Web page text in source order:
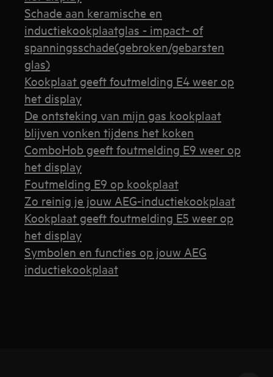
Schade aan keramische en
inductiekookplaatglas - impact- of
spanningsschade(gebroken/gebarsten
glas)
Kookplaat geeft foutmelding E4 weer op
het display
De ontsteking van mijn gas kookplaat
blijven vonken tijdens het koken
ComboHob geeft foutmelding E9 weer op
het display
Foutmelding E9 op kookplaat
Zo reinig je jouw AEG-inductiekookplaat
Kookplaat geeft foutmelding E5 weer op
het display
Symbolen en functies op jouw AEG
inductiekookplaat